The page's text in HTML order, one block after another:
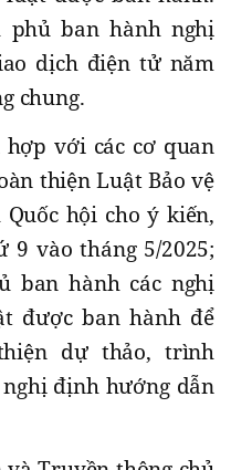
phủ ban hành nghị
dịch điện tử năm
chung.
với các cơ quan
thiện Luật Bảo vệ
hội cho ý kiến,
vào tháng 5/2025;
ban hành các nghị
được ban hành để
dự thảo, trình
định hướng dẫn